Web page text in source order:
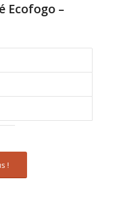
Ecofogo –
!